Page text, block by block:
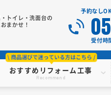
トイレ・洗面台の
まかせ！
おすすめリフォーム工事
Recommend
予約なし
受付時